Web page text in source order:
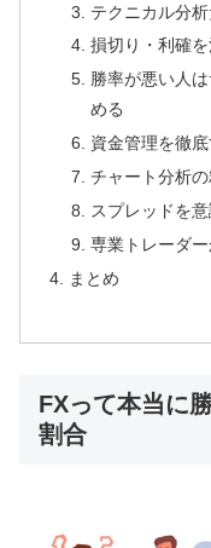
テクニカル分
損切り・利確
勝率が悪い人
める
資金管理を徹底
チャート分析
スプレッドを
専業トレーダ
まとめ
FXって本当に
割合